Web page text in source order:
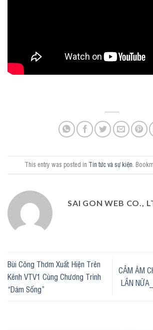
This entry was posted in Tin tức và sự kiện .
SAI GON WEB CO.,
Bùi Công Thơm Xuất Hiện Trên
Kênh VTV1 Cùng Chương Trình
“Dám Sống”
CẢM ÂM
LẦN